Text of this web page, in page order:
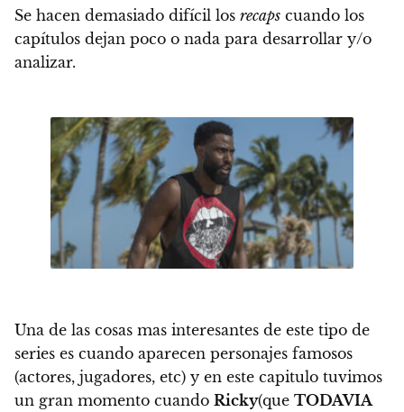
Se hacen demasiado difícil los recaps cuando los
capítulos dejan poco o nada para desarrollar y/o
analizar.
Una de las cosas mas interesantes de este tipo de
series es cuando aparecen personajes famosos
(actores, jugadores, etc) y en este capitulo tuvimos
un gran momento cuando Ricky(que TODAVIA